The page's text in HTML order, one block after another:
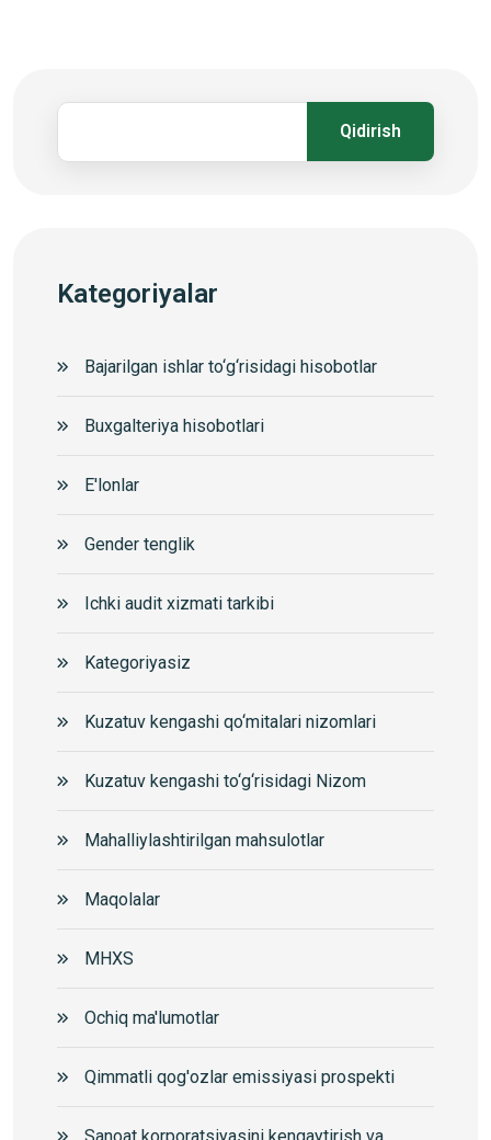
Qidirish
Kategoriyalar
Bajarilgan ishlar to‘g‘risidagi hisobotlar
Buxgalteriya hisobotlari
E'lonlar
Gender tenglik
Ichki audit xizmati tarkibi
Kategoriyasiz
Kuzatuv kengashi qo‘mitalari nizomlari
Kuzatuv kengashi to‘g‘risidagi Nizom
Mahalliylashtirilgan mahsulotlar
Maqolalar
MHXS
Ochiq ma'lumotlar
Qimmatli qog'ozlar emissiyasi prospekti